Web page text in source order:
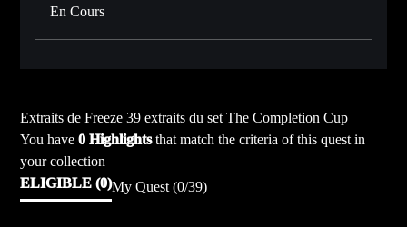
En Cours
Extraits de Freeze 39 extraits du set The Completion Cup
You have 0 Highlightsthat match the criteria of this quest in
your collection
ELIGIBLE (0)My Quest (0/39)